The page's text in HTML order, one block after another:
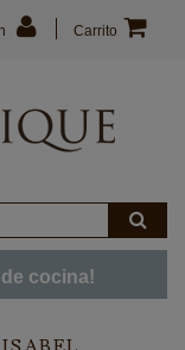
Carrito
cocina!